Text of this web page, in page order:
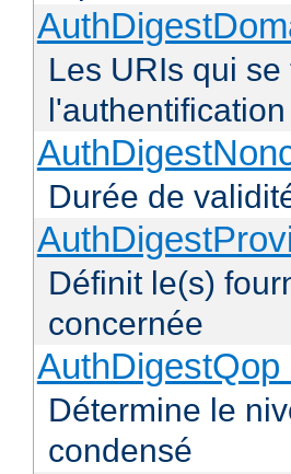
Les URIs qui
Durée de
Définit le(s)
concernée
Détermine le
condensé